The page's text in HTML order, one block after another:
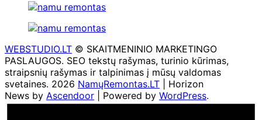
WEBSTUDIO.LT © SKAITMENINIO MARKETINGO
PASLAUGOS. SEO tekstų rašymas, turinio kūrimas,
straipsnių rašymas ir talpinimas į mūsų valdomas
svetaines. 2026 NamųRemontas.LT | Horizon
News by Ascendoor | Powered by WordPress.